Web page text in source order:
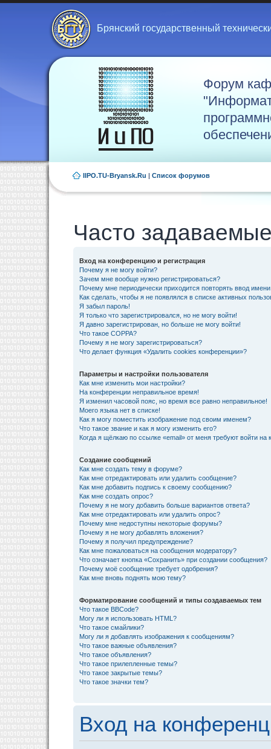
Брянский государственный
Форум
IIPO.TU-Bryansk.Ru | Список форумов
Часто
Вход на конференцию и регистрация
Почему я не могу войти?
Зачем мне вообще нужно регистрироваться?
Почему мне периодически приходится повторять ввод
Как сделать, чтобы я не появлялся в списке активных
Я забыл пароль!
Я только что зарегистрировался, но не могу войти!
Я давно зарегистрирован, но больше не могу войти!
Что такое COPPA?
Почему я не могу зарегистрироваться?
Что делает функция «Удалить cookies конференции»?
Параметры и настройки пользователя
Как мне изменить мои настройки?
На конференции неправильное время!
Я изменил часовой пояс, но время все равно неправильное!
Моего языка нет в списке!
Как я могу поместить изображение под своим именем?
Что такое звание и как я могу изменить его?
Когда я щёлкаю по ссылке «email» от меня требуют войти на
Создание сообщений
Как мне создать тему в форуме?
Как мне отредактировать или удалить сообщение?
Как мне добавить подпись к своему сообщению?
Как мне создать опрос?
Почему я не могу добавить больше вариантов ответа?
Как мне отредактировать или удалить опрос?
Почему мне недоступны некоторые форумы?
Почему я не могу добавлять вложения?
Почему я получил предупреждение?
Как мне пожаловаться на сообщения модератору?
Что означает кнопка «Сохранить» при создании сообщения?
Почему моё сообщение требует одобрения?
Как мне вновь поднять мою тему?
Форматирование сообщений и типы создаваемых тем
Что такое BBCode?
Могу ли я использовать HTML?
Что такое смайлики?
Могу ли я добавлять изображения к сообщениям?
Что такое важные объявления?
Что такое объявления?
Что такое прилепленные темы?
Что такое закрытые темы?
Что такое значки тем?
Вход на